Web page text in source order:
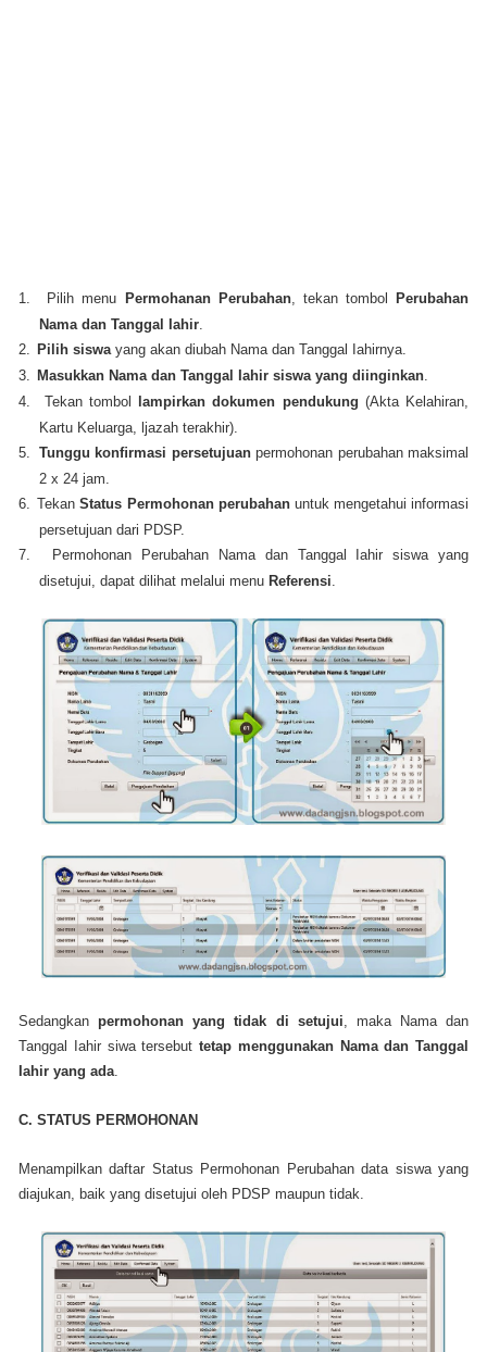
1. Pilih menu Permohanan Perubahan, tekan tombolPerubahan
Nama dan Tanggal Iahir.
2.
Pilih siswa yang akan diubah Nama dan Tanggal Iahirnya.
3.
Masukkan Nama dan Tanggal Iahir siswa yang diinginkan
4.
Tekan tombol lampirkan dokumen pendukung (Akta Kelahiran,
Kartu Keluarga, ljazah terakhir).
5.
Tunggu konﬁrmasi persetujuanpermohonan perubahan maksimal
2 x 24 jam.
6.
TekanStatus Permohonan perubahanuntuk mengetahui informasi
persetujuan dari PDSP.
7.
Permohonan Perubahan Nama dan Tanggal Iahir siswa yang
disetujui, dapat dilihat melalui menu Referensi
Sedangkanpermohonan yang tidak di setujui, maka Nama dan
Tanggal Iahir siwa tersebut tetap menggunakan Nama dan Tanggal
Iahir yang ada.
C. STATUS PERMOHONAN
Menampilkan daftar Status Permohonan Perubahan data siswa yang
diajukan, baik yang disetujui oleh PDSP maupun tidak.